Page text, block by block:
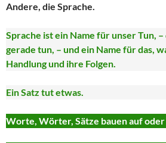
Andere, die Sprache.
Sprache ist ein Name für unser Tun,
gerade tun, – und ein Name für das,
Handlung und ihre Folgen.
Ein Satz tut etwas.
Worte, Wörter, Sätze bauen auf